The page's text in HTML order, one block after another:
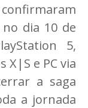
confirmaram
dia 10 de
5,
X|S e PC via
a saga
a jornada